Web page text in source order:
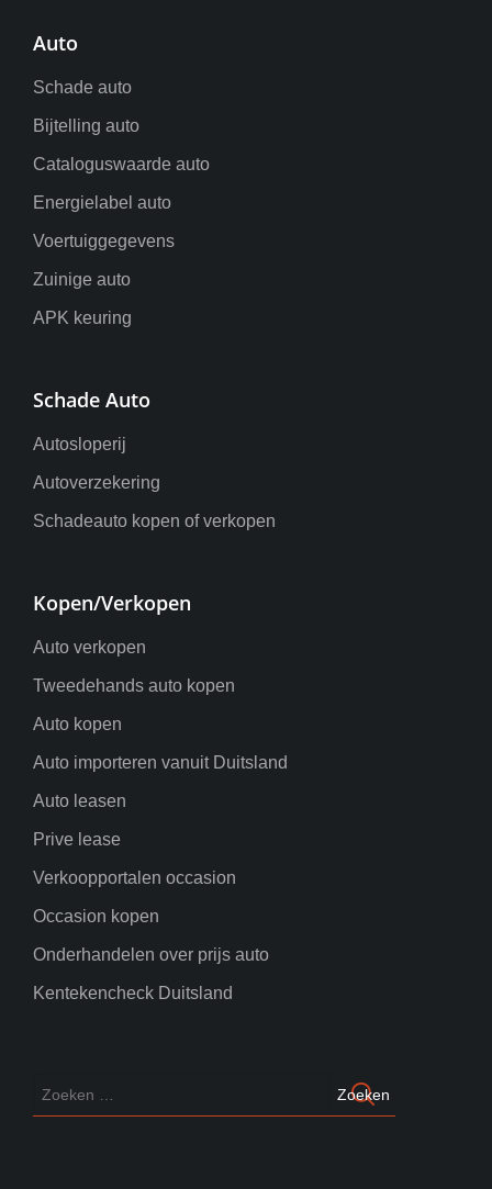
Auto
Schade auto
Bijtelling auto
Cataloguswaarde auto
Energielabel auto
Voertuiggegevens
Zuinige auto
APK keuring
Schade Auto
Autosloperij
Autoverzekering
Schadeauto kopen of verkopen
Kopen/Verkopen
Auto verkopen
Tweedehands auto kopen
Auto kopen
Auto importeren vanuit Duitsland
Auto leasen
Prive lease
Verkoopportalen occasion
Occasion kopen
Onderhandelen over prijs auto
Kentekencheck Duitsland